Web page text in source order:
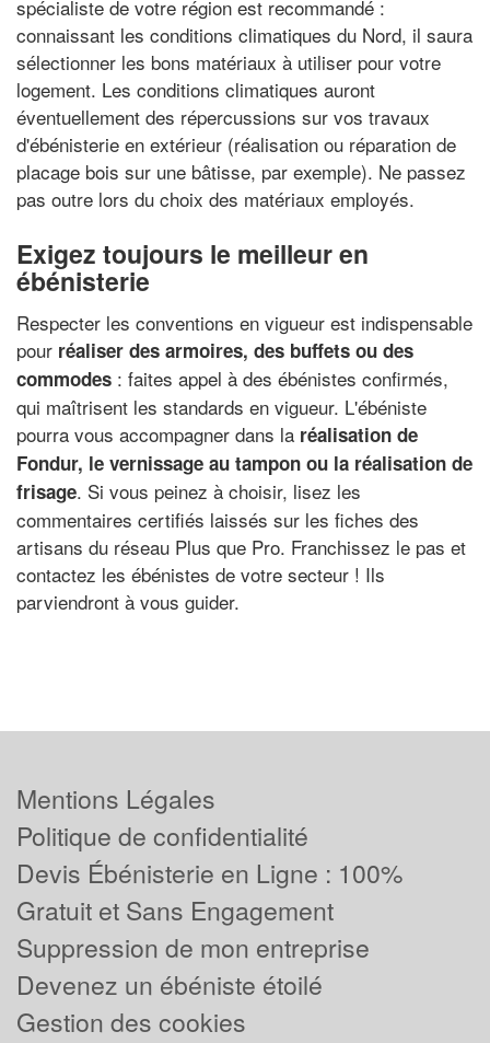
spécialiste de votre région est recommandé :
connaissant les conditions climatiques du Nord, il saura
sélectionner les bons matériaux à utiliser pour votre
logement. Les conditions climatiques auront
éventuellement des répercussions sur vos travaux
d'ébénisterie en extérieur (réalisation ou réparation de
placage bois sur une bâtisse, par exemple). Ne passez
pas outre lors du choix des matériaux employés.
Exigez toujours le meilleur en
ébénisterie
Respecter les conventions en vigueur est indispensable
pour réaliser des armoires, des buffets ou des
commodes : faites appel à des ébénistes confirmés,
qui maîtrisent les standards en vigueur. L'ébéniste
pourra vous accompagner dans la réalisation de
Fondur, le vernissage au tampon ou la réalisation de
frisage. Si vous peinez à choisir, lisez les
commentaires certifiés laissés sur les fiches des
artisans du réseau Plus que Pro. Franchissez le pas et
contactez les ébénistes de votre secteur ! Ils
parviendront à vous guider.
Mentions Légales
Politique de confidentialité
Devis Ébénisterie en Ligne : 100%
Gratuit et Sans Engagement
Suppression de mon entreprise
Devenez un ébéniste étoilé
Gestion des cookies